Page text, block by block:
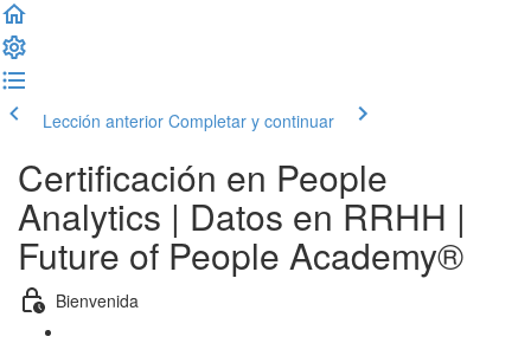
Lección anterior Completar y continuar
Certificación en People
Analytics | Datos en RRHH |
Future of People Academy®
Bienvenida